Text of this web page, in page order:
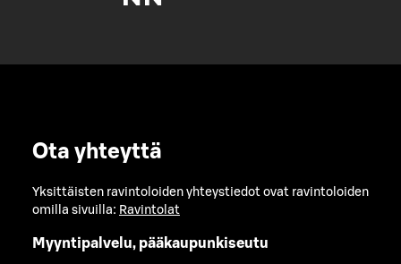
Ota yhteyttä
Yksittäisten ravintoloiden yhteystiedot ovat ravintoloiden
omilla sivuilla: Ravintolat
Myyntipalvelu, pääkaupunkiseutu